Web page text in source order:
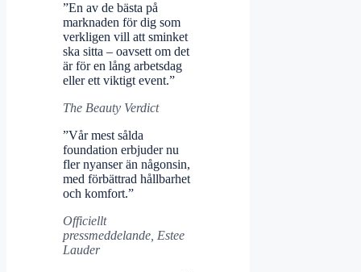
”En av de bästa på
marknaden för dig som
verkligen vill att sminket
ska sitta – oavsett om det
är för en lång arbetsdag
eller ett viktigt event.”
The Beauty Verdict
”Vår mest sålda
foundation erbjuder nu
fler nyanser än någonsin,
med förbättrad hållbarhet
och komfort.”
Officiellt
pressmeddelande, Estee
Lauder